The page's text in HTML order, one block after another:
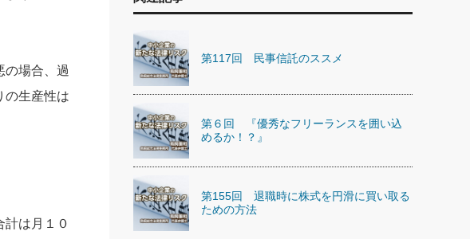
の場合、過
の生産性は
は月１０
第117回 民事信託のススメ
第６回 『優秀なフリーランスを囲い込
めるか！？』
第155回 退職時に株式を円滑に買い取る
ための方法